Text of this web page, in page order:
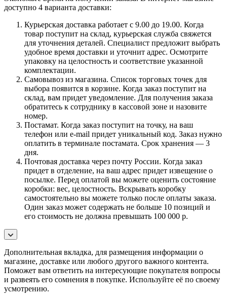
доступно 4 варианта доставки:
Курьерская доставка работает с 9.00 до 19.00. Когда
товар поступит на склад, курьерская служба свяжется
для уточнения деталей. Специалист предложит выбрать
удобное время доставки и уточнит адрес. Осмотрите
упаковку на целостность и соответствие указанной
комплектации.
Самовывоз из магазина. Список торговых точек для
выбора появится в корзине. Когда заказ поступит на
склад, вам придет уведомление. Для получения заказа
обратитесь к сотруднику в кассовой зоне и назовите
номер.
Постамат. Когда заказ поступит на точку, на ваш
телефон или e-mail придет уникальный код. Заказ нужно
оплатить в терминале постамата. Срок хранения — 3
дня.
Почтовая доставка через почту России. Когда заказ
придет в отделение, на ваш адрес придет извещение о
посылке. Перед оплатой вы можете оценить состояние
коробки: вес, целостность. Вскрывать коробку
самостоятельно вы можете только после оплаты заказа.
Один заказ может содержать не больше 10 позиций и
его стоимость не должна превышать 100 000 р.
Дополнительная вкладка, для размещения информации о
магазине, доставке или любого другого важного контента.
Поможет вам ответить на интересующие покупателя вопросы
и развеять его сомнения в покупке. Используйте её по своему
усмотрению.